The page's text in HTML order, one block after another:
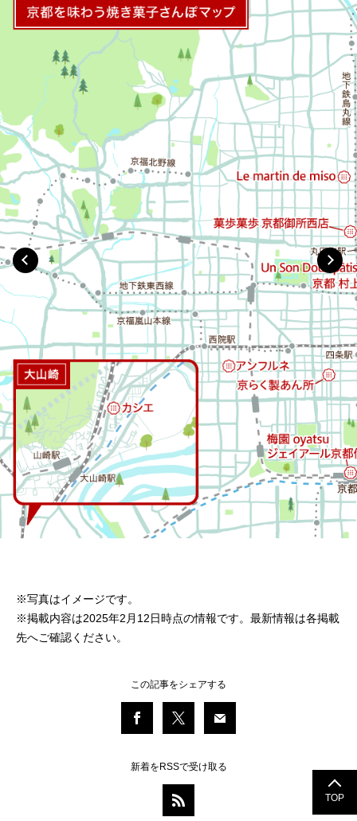
※写真はイメージです。
※掲載内容は2025年2月12日時点の情報です。最新情報は各掲載
先へご確認ください。
この記事をシェアする
新着をRSSで受け取る
TOP